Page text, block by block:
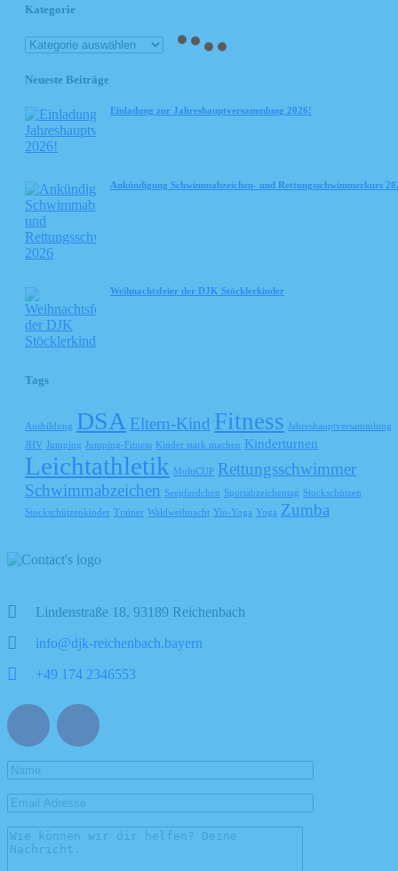
Kategorie
Neueste Beiträge
Einladung zur Jahreshauptversammlung 2026!
Ankündigung Schwimmabzeichen- und Rettungsschwimmerkurs
Weihnachtsfeier der DJK Stöcklerkinder
Tags
Ausbildung DSA Eltern-Kind Fitness
Jahreshauptversammlung
JHV
Jumping Jumping-Fitness Kinder stark machen Kinderturnen
Leichtathletik MultiCUP Rettungsschwimmer
Schwimmabzeichen
Seepferdchen Sportabzeichentag Stockschützen
Stockschützenkinder Trainer Waldweihnacht Yin-Yoga Yoga Zumba
Lindenstraße 18, 93189 Reichenbach
info@djk-reichenbach.bayern
+49 174 2346553